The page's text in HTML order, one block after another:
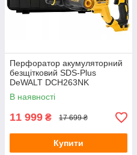
Перфоратор акумуляторний
безщітковий SDS-Plus
DeWALT DCH263NK
В наявності
11 999 ₴ 17 699 ₴
Купити